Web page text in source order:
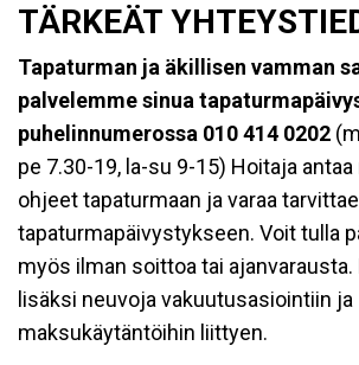
TÄRKEÄT
Tapaturman ja äkillisen vamman
palvelemme sinua
puhelinnumerossa 010 414 0202
pe 7.30-19, la-su 9-15) Hoitaja
ohjeet tapaturmaan ja varaa
tapaturmapäivystykseen. Voit tulla
myös ilman soittoa tai
lisäksi neuvoja vakuutusasiointiin ja
maksukäytäntöihin liittyen.